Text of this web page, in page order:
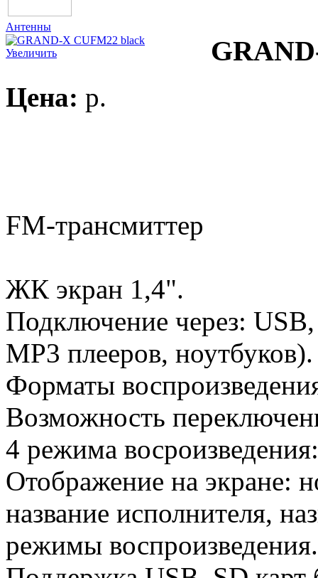
Антенны
Увеличить
Цена: p.
FM-трансмиттер
ЖК экран 1,4".
Подключение через:
MP3 плееров, ноутбуков).
Форматы
Возможность
4 режима
Отображение на экране:
название исполнителя,
режимы воспроизведения.